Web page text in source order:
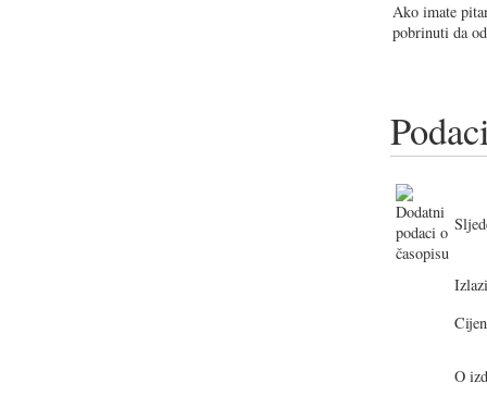
Ako imate
pobrinuti da
O